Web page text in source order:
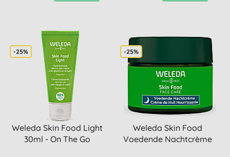
-25%
Weleda Skin Food Light
30ml - On The Go
-25%
Weleda Skin Food
Voedende Nachtcrème